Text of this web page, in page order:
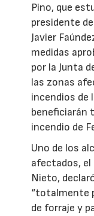
Pino, que
presidente
Javier
medidas
por la Junta
las zonas
incendios de
beneficiarán
incendio de
Uno de los
afectados, el
Nieto,
“totalmente
de forraje y